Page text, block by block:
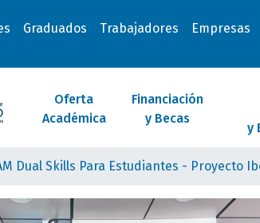
Graduados Trabajadores Empresas
Oferta
Académica
Financiación
y Becas
y
Dual Skills Para Estudiantes - Proyecto